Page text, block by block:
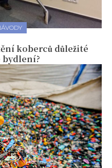
koberců důležité
bydlení?